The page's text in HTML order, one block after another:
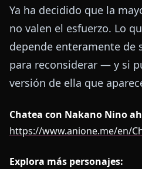
Ya ha decidido que la
no valen el esfuerzo. Lo
depende enteramente de
para reconsiderar — y si
versión de ella que
Chatea con Nakano Nino
https://www.anione.me/en/
Explora más personajes: